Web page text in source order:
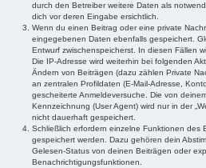
durch den Betreiber weitere Daten als
dich vor deren Eingabe ersichtlich.
Wenn du einen Beitrag oder eine private
eingegebenen Daten ebenfalls gespeichert.
Entwurf zwischenspeicherst. In diesen Fällen
Die IP-Adresse wird weiterhin bei folgenden
Ändern von Beiträgen (dazu zählen Private
an zentralen Profildaten (E-Mail-Adresse,
gescheiterte Anmeldeversuche. Die von
Kennzeichnung (User Agent) wird nur in der
nicht dauerhaft gespeichert.
Schließlich erfordern einzelne Funktionen des
gespeichert werden. Dazu gehören dein
Gelesen-Status von deinen Beiträgen oder
Benachrichtigungsfunktionen.